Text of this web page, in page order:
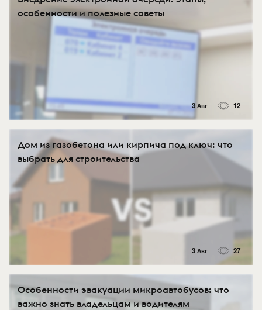
особенности и полезные советы
3 Авг 12
Дом из газобетона или кирпича под ключ: что
выбрать для строительства
3 Авг 27
Особенности эвакуации микроавтобусов: что
важно знать владельцам и водителям